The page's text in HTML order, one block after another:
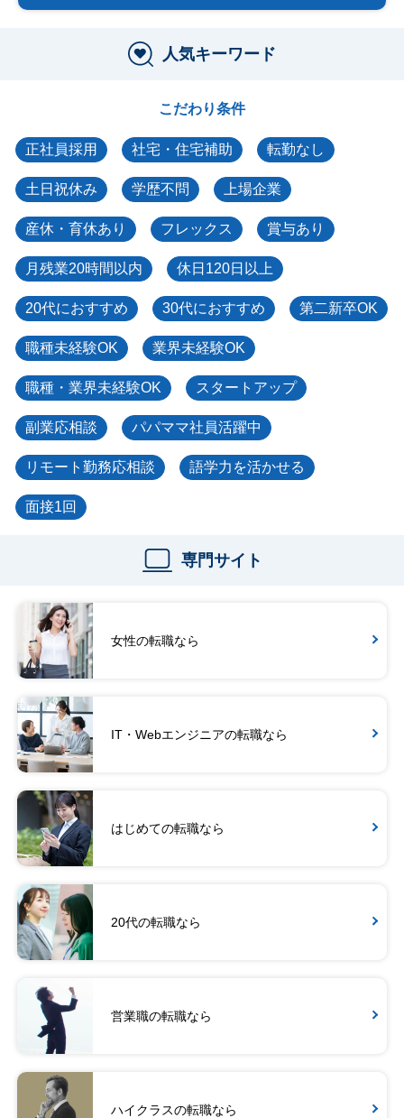
人気キーワード
こだわり条件
正社員採用 社宅・住宅補助 転勤なし
土日祝休み 学歴不問 上場企業
産休・育休あり フレックス 賞与あり
月残業20時間以内 休日120日以上
20代におすすめ 30代におすすめ 第二新卒OK
職種未経験OK 業界未経験OK
職種・業界未経験OK スタートアップ
副業応相談 パパママ社員活躍中
リモート勤務応相談 語学力を活かせる
面接1回
専門サイト
女性の転職なら
IT・Webエンジニアの転職なら
はじめての転職なら
20代の転職なら
営業職の転職なら
ハイクラスの転職なら